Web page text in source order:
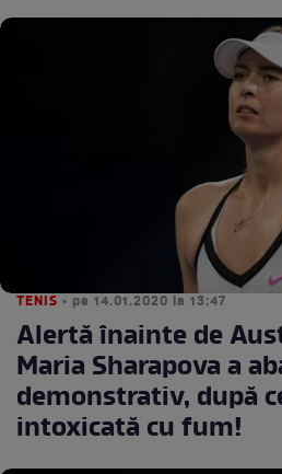
TENIS • pe 14.01.2020 la 13:47
Alertă înainte de
Maria Sharapova a
demonstrativ, după ce a fost
intoxicată cu fum!